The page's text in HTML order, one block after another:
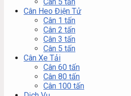
Cân 5 tấn
Cân Heo Điện Tử
Cân 1 tấn
Cân 2 tấn
Cân 3 tấn
Cân 5 tấn
Cân Xe Tải
Cân 60 tấn
Cân 80 tấn
Cân 100 tấn